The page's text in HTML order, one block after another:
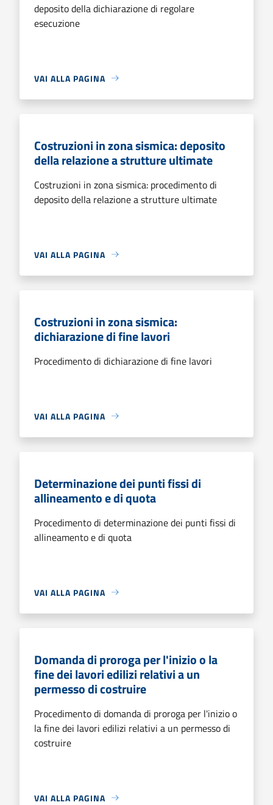
deposito della dichiarazione di regolare
esecuzione
VAI ALLA PAGINA
Costruzioni in zona sismica: deposito
della relazione a strutture ultimate
Costruzioni in zona sismica: procedimento di
deposito della relazione a strutture ultimate
VAI ALLA PAGINA
Costruzioni in zona sismica:
dichiarazione di fine lavori
Procedimento di dichiarazione di fine lavori
VAI ALLA PAGINA
Determinazione dei punti fissi di
allineamento e di quota
Procedimento di determinazione dei punti fissi di
allineamento e di quota
VAI ALLA PAGINA
Domanda di proroga per l'inizio o la
fine dei lavori edilizi relativi a un
permesso di costruire
Procedimento di domanda di proroga per l'inizio o
la fine dei lavori edilizi relativi a un permesso di
costruire
VAI ALLA PAGINA